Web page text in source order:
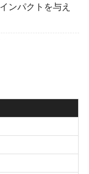
ンパクトを与え